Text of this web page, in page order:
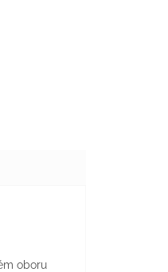
je 5 z 5 hvězdiček.
oboru